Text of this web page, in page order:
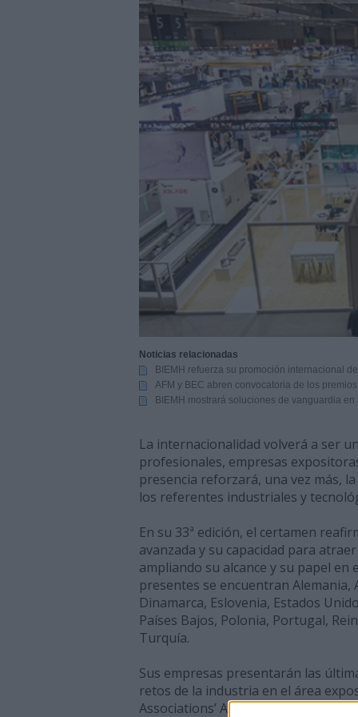
28/07/2026 Innovación y nuevas
27/07/2026 Aqualia se adjudica la
| El bar como unidad de presión
27/07/2026 | El MMH 2026 reunirá a
24/07/2026 | Cómo digitalizar el
24/07/2026 | Yaskawa presenta el
ELGi Compressors
23/07/2026 | Cómo escalar producción
22/07/2026 Burckhardt suministrará
22/07/2026 BeDIGITAL continúa
06/08/2026 Sacyr se adjudica la
Noticias relacionadas
BIEMH refuerza su promoción internacional
AFM y BEC abren convocatoria de los
BIEMH mostrará soluciones de vanguardia
La internacionalidad volverá a ser
profesionales, empresas
presencia reforzará, una vez más,
los referentes industriales y
En su 33ª edición, el certamen
avanzada y su capacidad para
ampliando su alcance y su papel
presentes se encuentran Alemania,
Dinamarca, Eslovenia, Estados
Países Bajos, Polonia, Portugal,
Turquía.
Sus empresas presentarán las
retos de la industria en el área
Associations’ Area. Este nuevo